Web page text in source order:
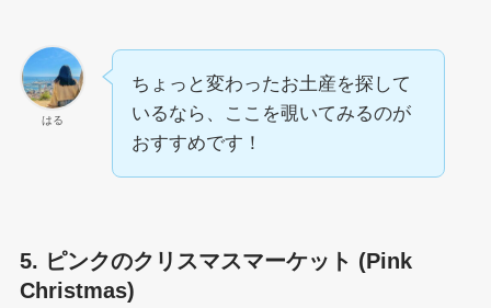
はる
ちょっと変わったお土産を探して
いるなら、ここを覗いてみるのが
おすすめです！
5. ピンクのクリスマスマーケット (Pink
Christmas)